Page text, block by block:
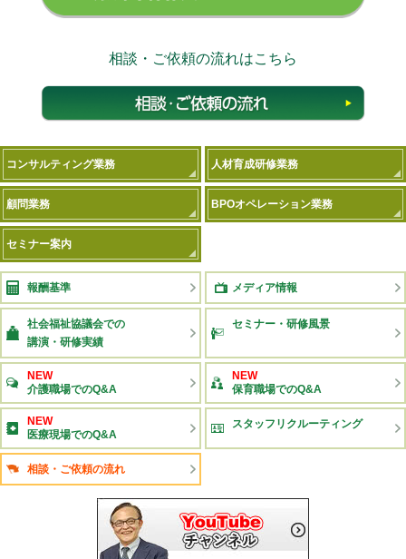
相談・ご依頼の流れはこちら
コンサルティング業務 人材育成研修業務
顧問業務 BPOオペレーション業務
セミナー案内
報酬基準 メディア情報
社会福祉協議会での
講演・研修実績
セミナー・研修風景
NEW
介護職場でのQ&A
NEW
保育職場でのQ&A
NEW
医療現場でのQ&A
スタッフリクルーティング
相談・ご依頼の流れ